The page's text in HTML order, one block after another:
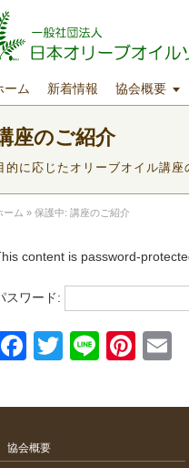
ーム 新着情報 協会概要
座のご紹介
的に応じたオリーブオイル講座
ーム » 保護中: 講座のご紹介
content is password-
スワード:
Facebook
Twitter
Line
協会概要